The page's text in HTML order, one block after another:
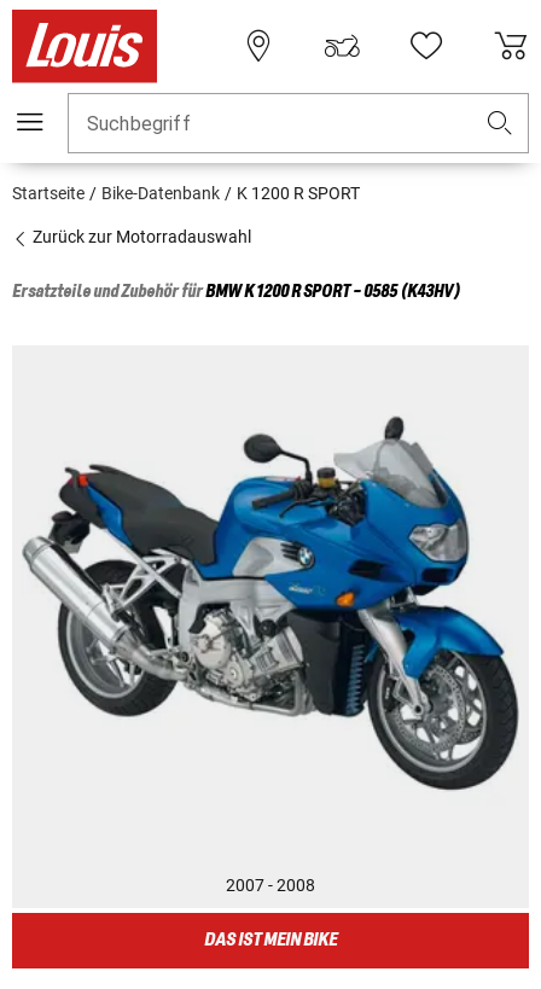
Suchbegriff
Startseite Bike-Datenbank K 1200 R SPORT
Zurück zur Motorradauswahl
Ersatzteile und Zubehör fürBMWK 1200 R SPORT - 0585 (K43HV)
2007 - 2008
DAS IST MEIN BIKE